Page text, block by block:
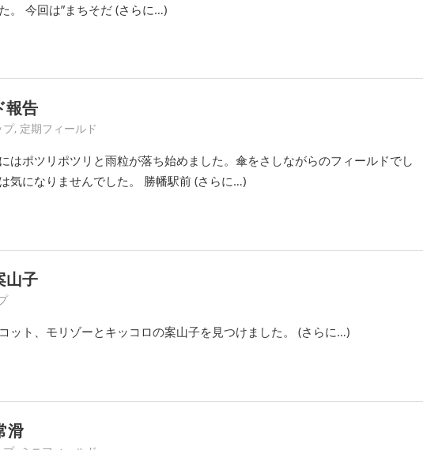
。 今回は”まちそだ (さらに…)
報告
プ, 定期フィールド
はポツリポツリと雨粒が落ち始めました。傘をさしながらのフィールドでし
気になりませんでした。 勝幡駅前 (さらに…)
山子
ット、モリゾーとキッコロの案山子を見つけました。 (さらに…)
滑